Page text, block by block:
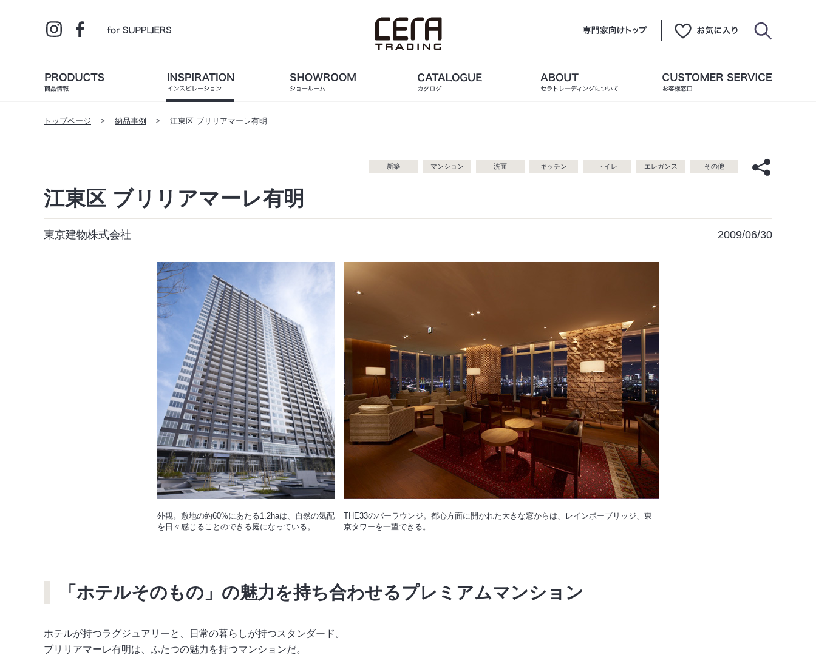
トップページ 納品事例 江東区 ブリリアマーレ有明
新築 マンション 洗面 キッチン トイレ エレガンス その他
江東区 ブリリアマーレ有明
東京建物株式会社 2009/06/30
外観。敷地の約60%にあたる1.2haは、自然の気配
を日々感じることのできる庭になっている。
THE33のバーラウンジ。都心方面に開かれた大きな窓からは、レインボーブリッジ、東
京タワーを一望できる。
「ホテルそのもの」の魅力を持ち合わせるプレミアムマンション
ホテルが持つラグジュアリーと、日常の暮らしが持つスタンダード。
ブリリアマーレ有明は、ふたつの魅力を持つマンションだ。